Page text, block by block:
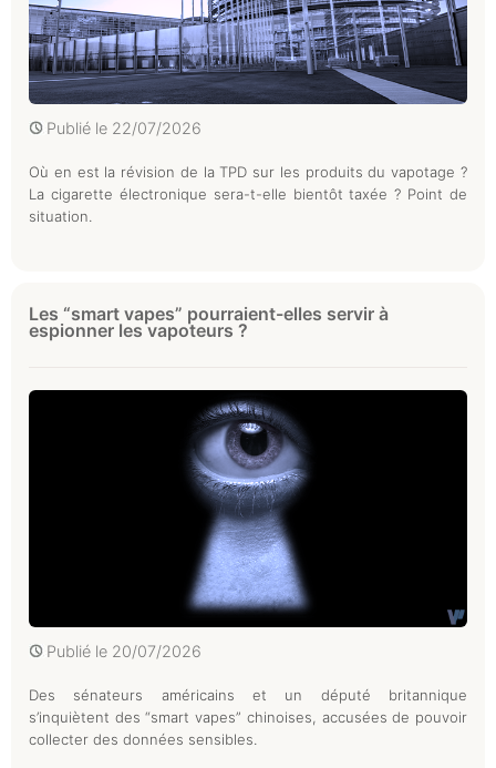
Publié le 22/07/2026
Où en est la révision de la TPD sur les produits du vapotage ?
La cigarette électronique sera-t-elle bientôt taxée ? Point de
situation.
Les “smart vapes” pourraient-elles servir à
espionner les vapoteurs ?
Publié le 20/07/2026
Des sénateurs américains et un député britannique
s’inquiètent des “smart vapes” chinoises, accusées de pouvoir
collecter des données sensibles.